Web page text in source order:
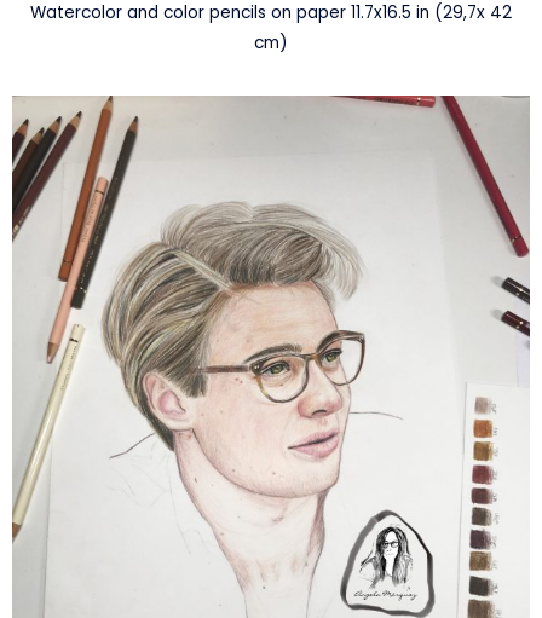
Watercolor and color pencils on paper 11.7x16.5 in (29,7x 42
cm)